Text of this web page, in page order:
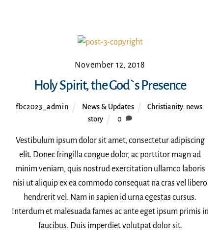
November 12, 2018
Holy Spirit, the God`s Presence
fbc2023_admin News & Updates Christianity, news,
story
0
Vestibulum ipsum dolor sit amet, consectetur adipiscing
elit. Donec fringilla congue dolor, ac porttitor magn ad
minim veniam, quis nostrud exercitation ullamco laboris
nisi ut aliquip ex ea commodo consequat na cras vel libero
hendrerit vel. Nam in sapien id urna egestas cursus.
Interdum et malesuada fames ac ante eget ipsum primis in
faucibus. Duis imperdiet volutpat dolor sit.